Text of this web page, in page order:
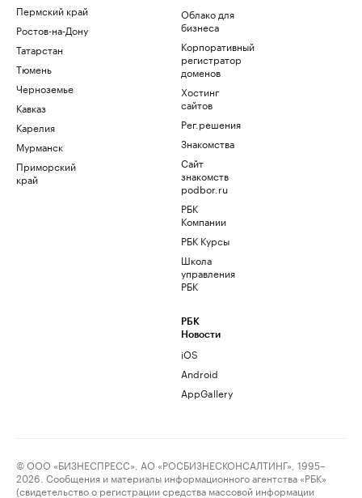
Пермский край
Ростов-на-Дону
Татарстан
Тюмень
Черноземье
Кавказ
Карелия
Мурманск
Приморский
край
Облако для
бизнеса
Корпоративный
регистратор
доменов
Хостинг
сайтов
Рег.решения
Знакомства
Сайт
знакомств
podbor.ru
РБК
Компании
РБК Курсы
Школа
управления
РБК
РБК
Новости
iOS
Android
AppGallery
© ООО «БИЗНЕСПРЕСС», АО «РОСБИЗНЕСКОНСАЛТИНГ», 1995–
2026. Сообщения и материалы информационного агентства «РБК»
(свидетельство о регистрации средства массовой информации